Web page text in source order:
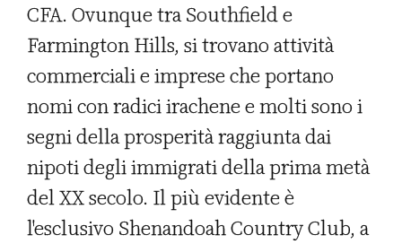
CFA. Ovunque tra Southfield e
Farmington Hills, si trovano attività
commerciali e imprese che portano
nomi con radici irachene e molti sono i
segni della prosperità raggiunta dai
nipoti degli immigrati della prima metà
del XX secolo. Il più evidente è
l'esclusivo Shenandoah Country Club, a